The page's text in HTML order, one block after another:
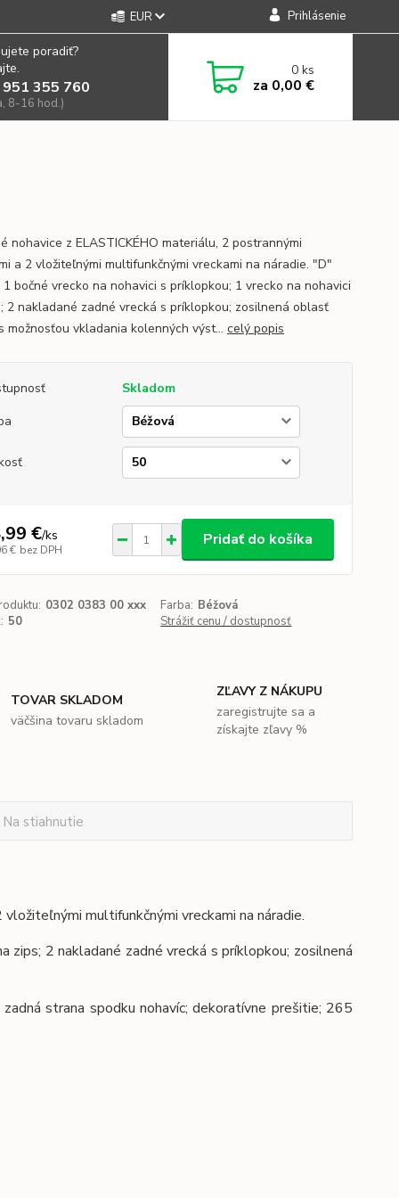
EUR Prihlásenie
poradiť?
355 760
8-16 hod.)
0ks
za 0,00 €
nohavice z ELASTICKÉHO materiálu, 2 postrannými
a 2 vložiteľnými multifunkčnými vreckami na náradie. "D"
1 bočné vrecko na nohavici s príklopkou; 1 vrecko na nohavici
2 nakladané zadné vrecká s príklopkou; zosilnená oblasť
možnosťou vkladania kolenných výst... celý popis
Skladom
€/ks
€ bez DPH
Pridať do košíka
0302 0383 00 xxx Farba: Béžová
50 Strážiť cenu / dostupnosť
TOVAR SKLADOM
väčšina tovaru skladom
ZĽAVY Z NÁKUPU
zaregistrujte sa a
získajte zľavy %
Na stiahnutie
multifunkčnými vreckami na náradie.
zips; 2 nakladané zadné vrecká s príklopkou; zosilnená
strana spodku nohavíc; dekoratívne prešitie; 265